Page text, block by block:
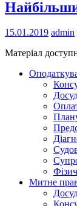
15.01.2019 admin
Матеріал
Митне